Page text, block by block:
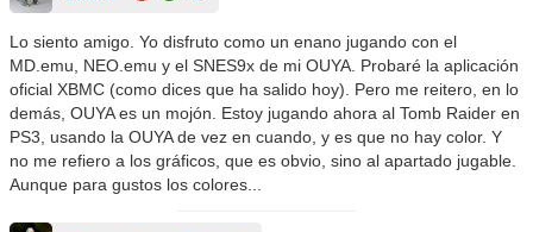
Lo siento amigo. Yo disfruto como un enano jugando con el
MD.emu, NEO.emu y el SNES9x de mi OUYA. Probaré la aplicación
oficial XBMC (como dices que ha salido hoy). Pero me reitero, en lo
demás, OUYA es un mojón. Estoy jugando ahora al Tomb Raider en
PS3, usando la OUYA de vez en cuando, y es que no hay color. Y
no me refiero a los gráficos, que es obvio, sino al apartado jugable.
Aunque para gustos los colores...